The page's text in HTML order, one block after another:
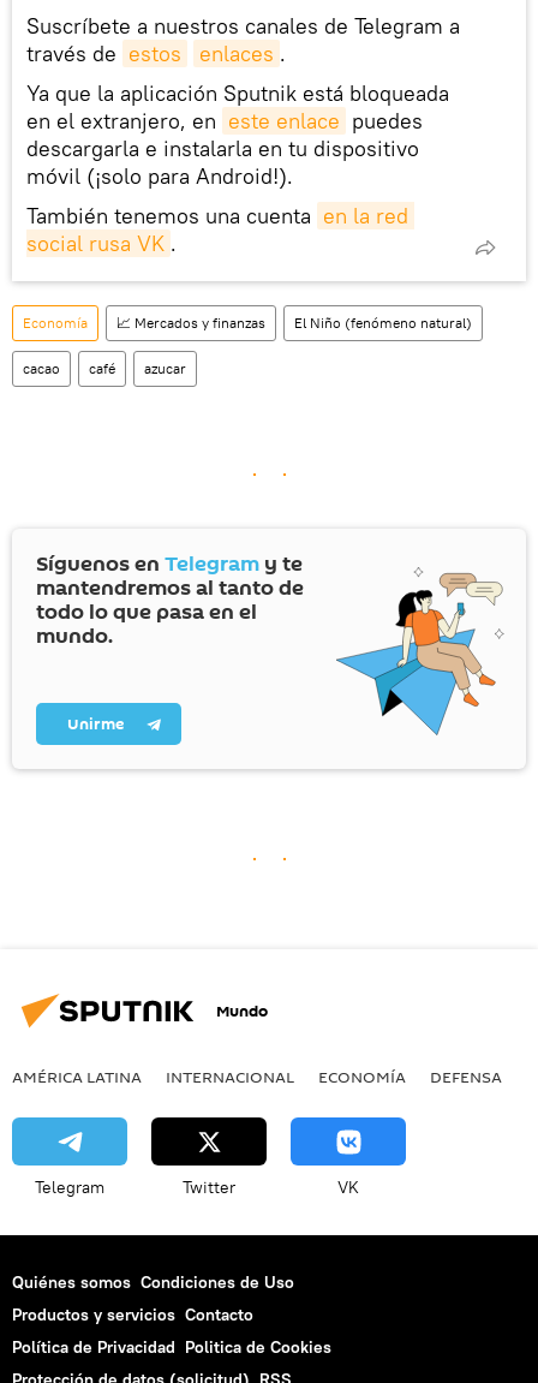
Suscríbete a nuestros canales de Telegram a
través de estos enlaces .
Ya que la aplicación Sputnik está bloqueada
en el extranjero, en este enlace puedes
descargarla e instalarla en tu dispositivo
móvil (¡solo para Android!).
También tenemos una cuenta en la red
social rusa VK .
Economía 📈 Mercados y finanzas El Niño (fenómeno natural)
cacao café azucar
Síguenos en Telegram y te
mantendremos al tanto de
todo lo que pasa en el
mundo.
Unirme
Mundo
AMÉRICA LATINA INTERNACIONAL ECONOMÍA DEFENSA
Telegram Twitter VK
Quiénes somos Condiciones de Uso
Productos y servicios Contacto
Política de Privacidad Politica de Cookies